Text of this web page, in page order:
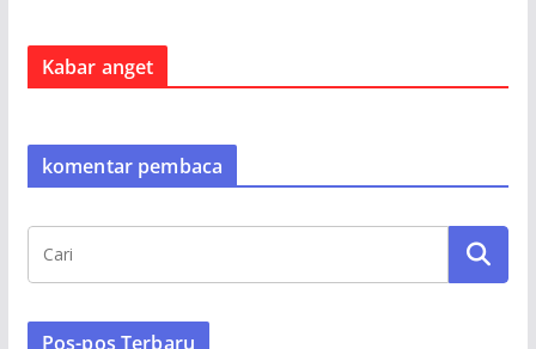
Kabar anget
komentar pembaca
Pos-pos Terbaru